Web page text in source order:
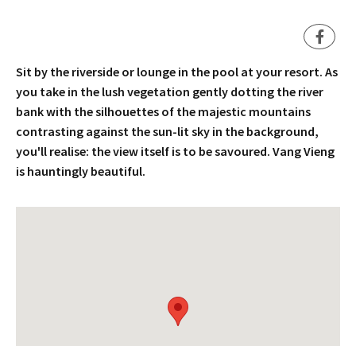
Sit by the riverside or lounge in the pool at your resort. As
you take in the lush vegetation gently dotting the river
bank with the silhouettes of the majestic mountains
contrasting against the sun-lit sky in the background,
you'll realise: the view itself is to be savoured. Vang Vieng
is hauntingly beautiful.